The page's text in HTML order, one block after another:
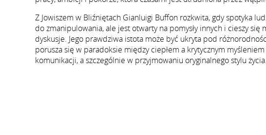
Z Jowiszem w Bliźniętach Gianluigi Buffon rozkwita, gdy spotyka
do zmanipulowania, ale jest otwarty na pomysły innych i cieszy
dyskusje. Jego prawdziwa istota może być ukryta pod
porusza się w paradoksie między ciepłem a krytycznym
komunikacji, a szczególnie w przyjmowaniu oryginalnego stylu życia.